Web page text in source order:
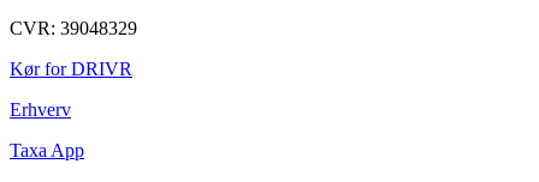
CVR: 39048329
Kør for DRIVR
Erhverv
Taxa App